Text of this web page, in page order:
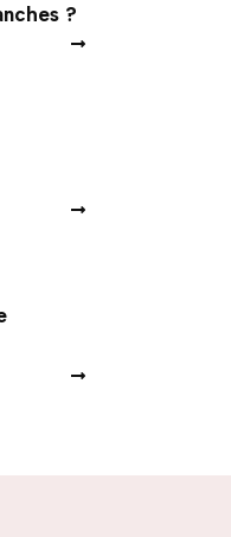
?